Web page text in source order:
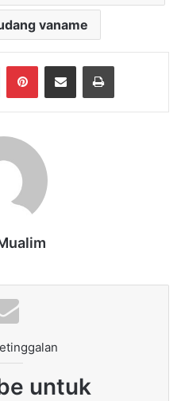
vaname
LinkedInPinterestShare via Email Print
untuk